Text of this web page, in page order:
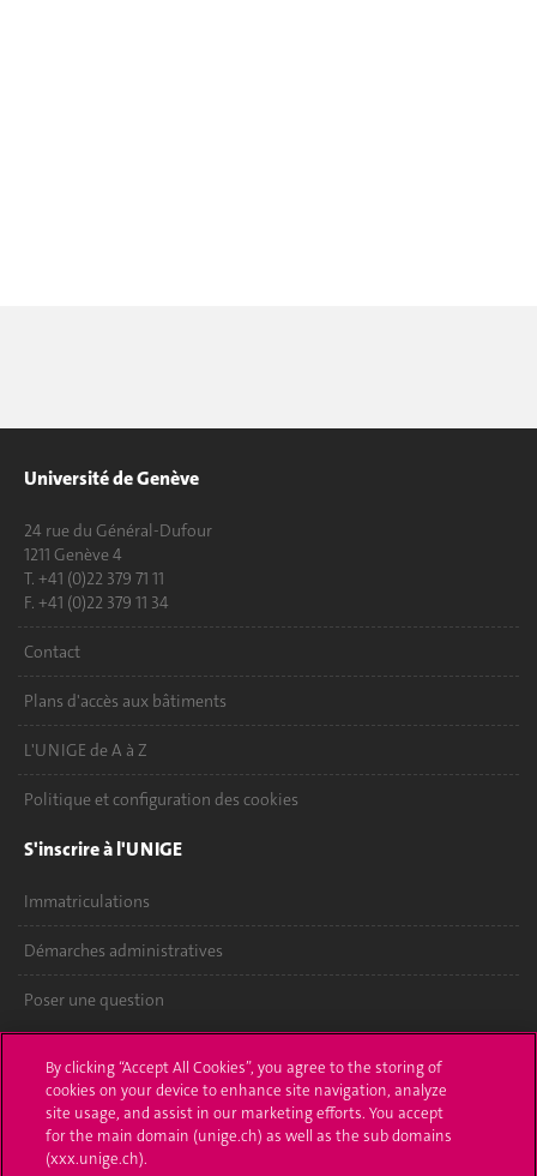
Université de Genève
24 rue du Général-Dufour
1211 Genève 4
T. +41 (0)22 379 71 11
F. +41 (0)22 379 11 34
Contact
Plans d'accès aux bâtiments
L'UNIGE de A à Z
Politique et configuration des cookies
S'inscrire à l'UNIGE
Immatriculations
Démarches administratives
Poser une question
UNIGE Mobile
Médias
By clicking “Accept All Cookies”, you agree to the storing of
cookies on your device to enhance site navigation, analyze
site usage, and assist in our marketing efforts. You accept
for the main domain (unige.ch) as well as the sub domains
(xxx.unige.ch).